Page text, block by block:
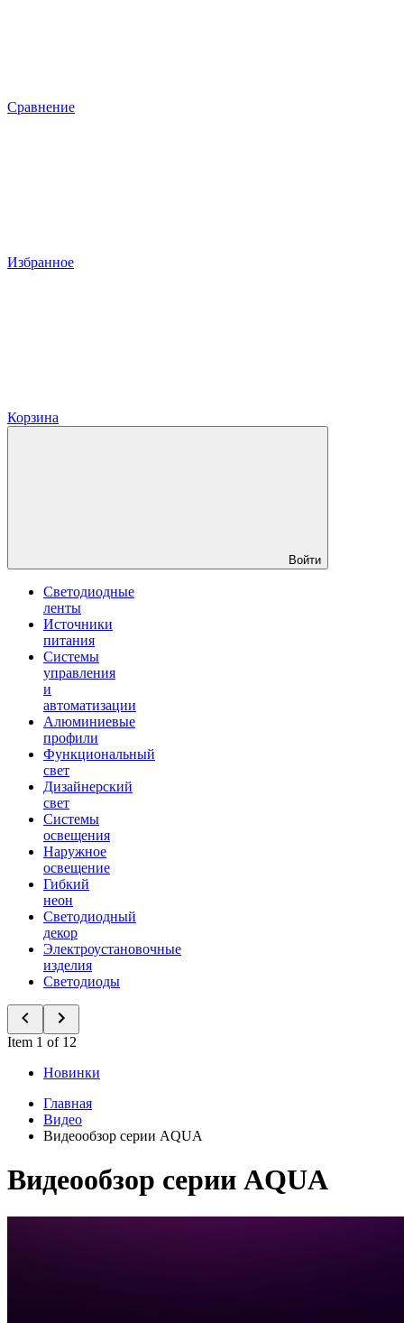
Сравнение
Избранное
Корзина
Войти
Светодиодные
ленты
Источники
питания
Системы
управления
и
автоматизации
Алюминиевые
профили
Функциональный
свет
Дизайнерский
свет
Системы
освещения
Наружное
освещение
Гибкий
неон
Светодиодный
декор
Электроустановочные
изделия
Светодиоды
Item 1 of 12
Новинки
Главная
Видео
Видеообзор серии AQUA
Видеообзор серии AQUA